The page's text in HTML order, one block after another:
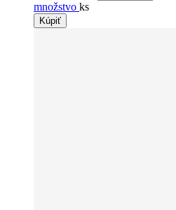
množstvo ks
Kúpiť